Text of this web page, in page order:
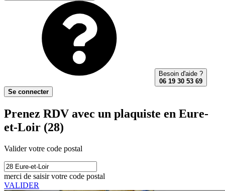
Besoin d'aide ?
06 19 30 53 69
Se connecter
Prenez RDV avec un plaquiste en Eure-
et-Loir (28)
Valider votre code postal
merci de saisir votre code postal
VALIDER